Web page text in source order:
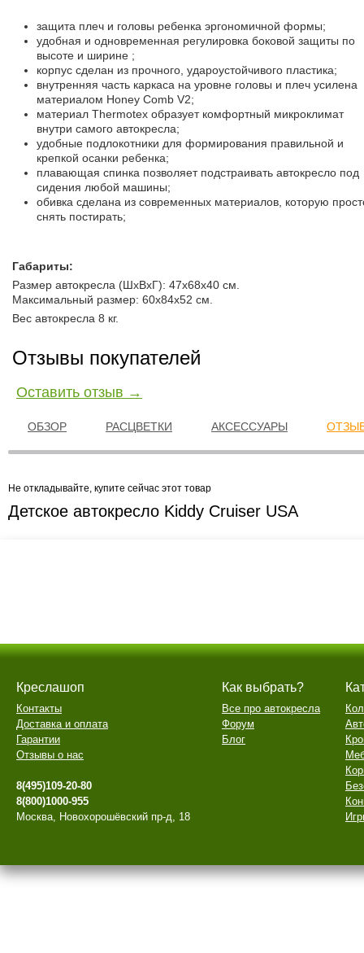
защита плеч и головы ребенка эргономичной формы;
удобная и одновременная регулировка боковой защиты по
высоте и ширине ;
корпус сделан из прочного, удароустойчивого пластика;
внутренняя часть каркаса на уровне головы и плеч усилена
материалом Honey Comb V2;
материал Thermotex образует комфортный микроклимат
внутри самого автокресла;
удобные подлокотники для формирования правильной и
крепкой осанки ребенка;
плавающая спинка позволяет подстраивать автокресло под
сидения любой машины;
обивка сделана из современных материалов, которую
снять постирать;
Габариты:
Размер автокресла (ШхВхГ): 47х68х40 см.
Максимальный размер: 60х84х52 см.
Вес автокресла 8 кг.
Отзывы покупателей
Оставить отзыв →
ОБЗОР РАСЦВЕТКИ АКСЕССУАРЫ
Не откладывайте, купите сейчас этот товар
Детское автокресло Kiddy Cruiser USA
Креслашоп
Контакты
Доставка и оплата
Гарантии
Отзывы о нас
8(495)109-20-80
8(800)1000-955
Москва, Новохорошёвский пр-д, 18
Как выбрать?
Все про автокресла
Форум
Блог